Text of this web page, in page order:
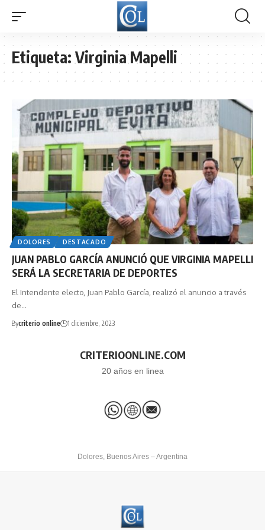
Etiqueta:Virginia Mapelli
DOLORES DESTACADO
JUAN PABLO GARCÍA ANUNCIÓ QUE VIRGINIA MAPELLI
SERÁ LA SECRETARIA DE DEPORTES
El Intendente electo, Juan Pablo García, realizó el anuncio a través
de…
Bycriterio online 1 diciembre, 2023
CRITERIOONLINE.COM
20 años en linea
Dolores, Buenos Aires – Argentina